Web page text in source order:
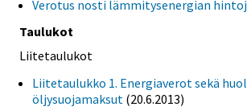
Verotus nosti lämmitysenergian
Taulukot
Liitetaulukot
Liitetaulukko 1. Energiaverot sekä
öljysuojamaksut (20.6.2013)